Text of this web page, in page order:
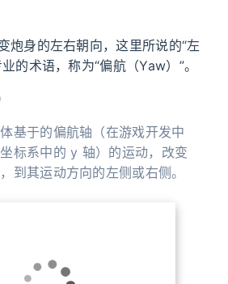
炮身的左右朝向，这里所说的“左
的术语，称为“偏航（Yaw）”。
基于的偏航轴（在游戏开发中
标系中的 y 轴）的运动，改变
到其运动方向的左侧或右侧。